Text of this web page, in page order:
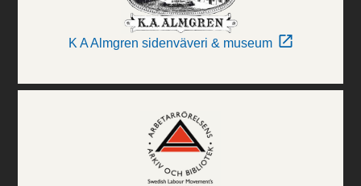
K A Almgren sidenväveri & museum